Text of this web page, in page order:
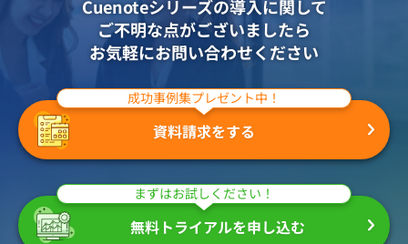
Cuenoteシリーズの導入に関して
ご不明な点がございましたら
お気軽にお問い合わせください
成功事例集プレゼント中！
資料請求をする
まずはお試しください！
無料トライアルを申し込む